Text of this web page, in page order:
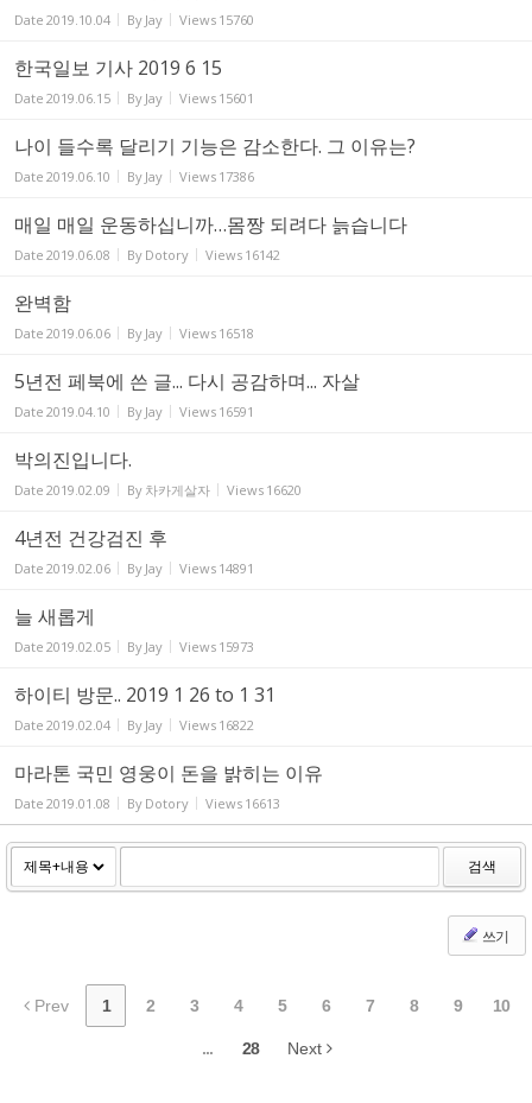
Date 2019.10.04 By Jay Views 15760
한국일보 기사 2019 6 15
Date 2019.06.15 By Jay Views 15601
나이 들수록 달리기 기능은 감소한다. 그 이유는?
Date 2019.06.10 By Jay Views 17386
매일 매일 운동하십니까…몸짱 되려다 늙습니다
Date 2019.06.08 By Dotory Views 16142
완벽함
Date 2019.06.06 By Jay Views 16518
5년전 페북에 쓴 글... 다시 공감하며... 자살
Date 2019.04.10 By Jay Views 16591
박의진입니다.
Date 2019.02.09 By 차카게살자 Views 16620
4년전 건강검진 후
Date 2019.02.06 By Jay Views 14891
늘 새롭게
Date 2019.02.05 By Jay Views 15973
하이티 방문.. 2019 1 26 to 1 31
Date 2019.02.04 By Jay Views 16822
마라톤 국민 영웅이 돈을 밝히는 이유
Date 2019.01.08 By Dotory Views 16613
검색
쓰기
Prev 1 2 3 4 5 6 7 8 9 10
... 28 Next